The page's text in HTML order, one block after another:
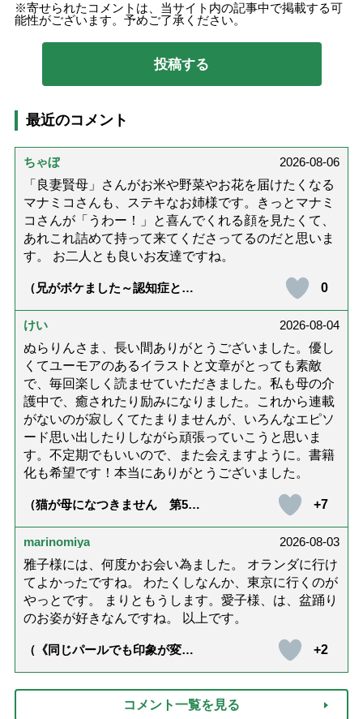
寄せられたコメントは、当サイト内の記事中で掲載する可
能性がございます。予めご了承ください。
最近のコメント
ちゃぼ
2026-08-06
「良妻賢母」さんがお米や野菜やお花を届けたくなる
マナミコさんも、ステキなお姉様です。きっとマナミ
コさんが「うわー！」と喜んでくれる顔を見たくて、
あれこれ詰めて持って来てくださってるのだと思いま
す。 お二人とも良いお友達ですね。
（兄がボケました～認知症と介
達』が届きました」）
0
けい
2026-08-04
ぬらりんさま、長い間ありがとうございました。優し
くてユーモアのあるイラストと文章がとっても素敵
で、毎回楽しく読ませていただきました。私も母の介
護中で、癒されたり励みになりました。これから連載
がないのが寂しくてたまりませんが、いろんなエピソ
ード思い出したりしながら頑張っていこうと思いま
す。不定期でもいいので、また会えますように。書籍
化も希望です！本当にありがとうございました。
（猫が母になつきません 第500
+7
marinomiya
2026-08-03
雅子様には、何度かお会い為ました。 オランダに行け
てよかったですね。 わたくしなんか、東京に行くのが
やっとです。 まりともうします。愛子様、は、盆踊り
のお姿が好きなんですね。 以上です。
（《同じパールでも印象が変
の夏ネックレス」上品＆涼しげ
に見せる4つの法則）
+2
コメント一覧を見る